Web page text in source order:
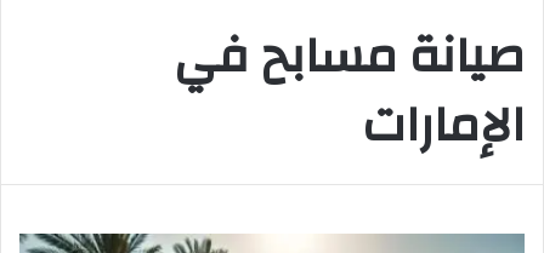
صيانة مسابح في
الإمارات